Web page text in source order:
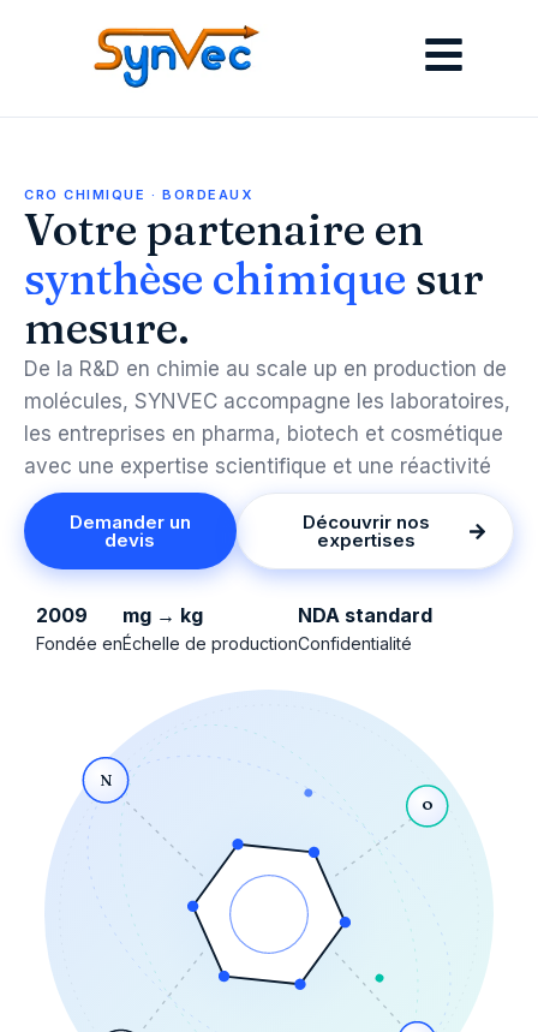
CRO CHIMIQUE · BORDEAUX
Votre partenaire en
synthèse chimique sur
mesure.
De la R&D en chimie au scale up en production de
molécules, SYNVEC accompagne les laboratoires,
les entreprises en pharma, biotech et cosmétique
avec une expertise scientifique et une réactivité
Demander un
devis
Découvrir nos
expertises
2009
Fondée en
mg → kg
Échelle de production
NDA standard
Confidentialité
N
O